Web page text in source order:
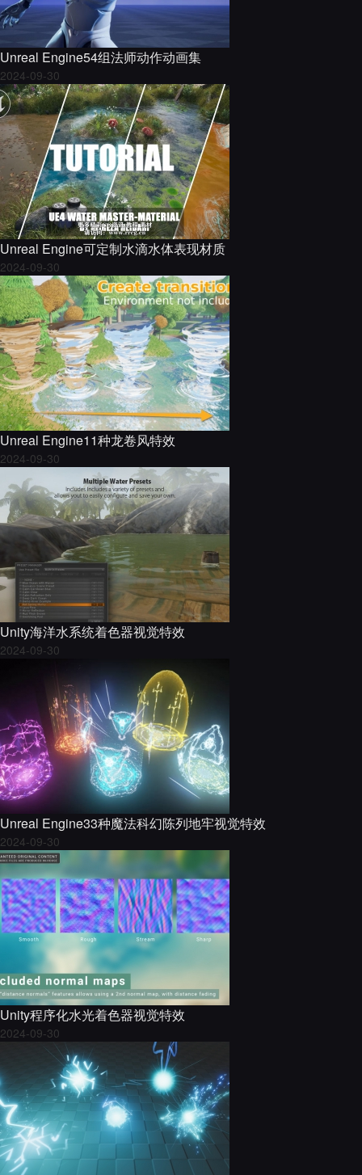
Unreal Engine54组法师动作动画集
2024-09-30
Unreal Engine可定制水滴水体表现材质
2024-09-30
Unreal Engine11种龙卷风特效
2024-09-30
Unity海洋水系统着色器视觉特效
2024-09-30
Unreal Engine33种魔法科幻陈列地牢视觉特效
2024-09-30
Unity程序化水光着色器视觉特效
2024-09-30